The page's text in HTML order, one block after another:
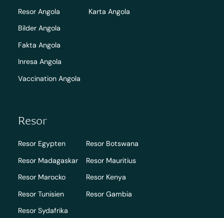
Resor Angola
Bilder Angola
Fakta Angola
Inresa Angola
Vaccination Angola
Karta Angola
Resor
Resor Egypten
Resor Madagaskar
Resor Marocko
Resor Tunisien
Resor Sydafrika
Resor Botswana
Resor Mauritius
Resor Kenya
Resor Gambia